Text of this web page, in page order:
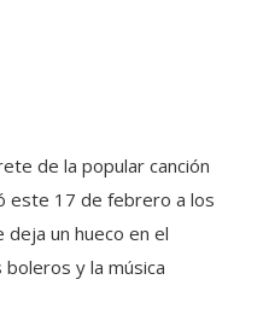
de la popular canción
este 17 de febrero a los
deja un hueco en el
y la música